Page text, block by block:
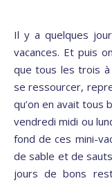
Il y a quelques jours, je vous ai parlé de mes pseudos-
vacances. Et puis
que tous les trois à
se ressourcer,
qu’on en avait tous
vendredi midi ou
fond de ces mini-
de sable et de
jours de bons